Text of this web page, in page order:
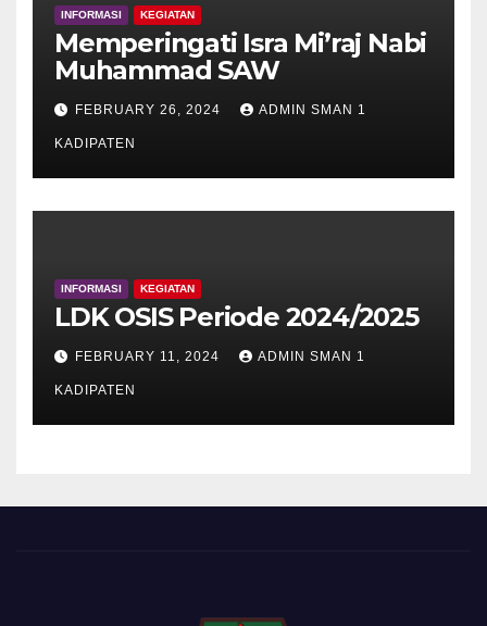
INFORMASI KEGIATAN
Memperingati Isra Mi’raj Nabi
Muhammad SAW
FEBRUARY 26, 2024 ADMIN SMAN 1
KADIPATEN
INFORMASI KEGIATAN
LDK OSIS Periode 2024/2025
FEBRUARY 11, 2024 ADMIN SMAN 1
KADIPATEN